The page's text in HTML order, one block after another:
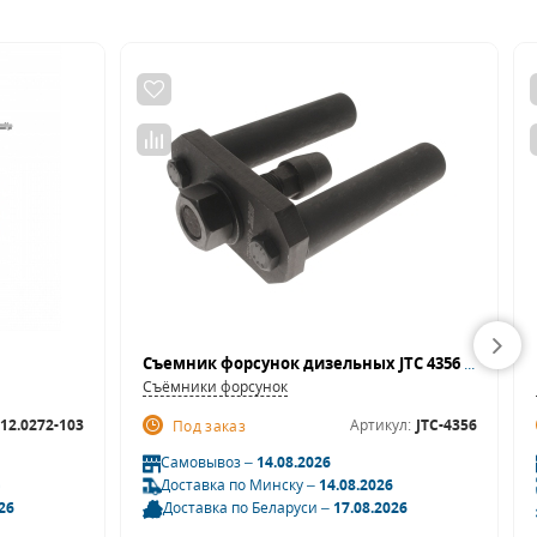
12.0272-103
Съемник форсунок дизельных JTC 4356 (MITSUBISHI, FUSO, IVECO)
Съёмники форсунок
Под заказ
Артикул: JTC-4356
Самовывоз –14.08.2026
Доставка по Минску –14.08.2026
Доставка по Беларуси –17.08.2026